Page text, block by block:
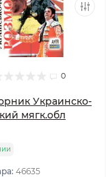
0
Украинско-
мягк.обл
46635